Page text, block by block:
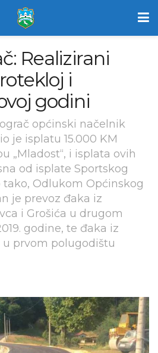
Realizirani
i
godini
općinski načelnik
je isplatu 15.000 KM
„Mladost“, i isplata ovih
od isplate Sportskog
tako, Odlukom Općinskog
je prevoz đaka iz
i Grošića u drugom
godine, te đaka iz
u prvom polugodištu